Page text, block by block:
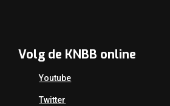
Volg de KNBB online
Youtube
Twitter